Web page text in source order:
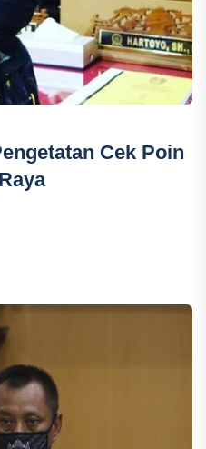
Cek Poin